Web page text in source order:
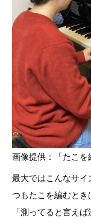
画像提供：「たこを
最大ではこんなサ
つもたこを編むとき
「測ってると言え